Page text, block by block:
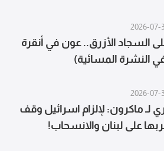
2026-07-
السجاد الأزرق.. عون في أنقرة
النشرة المسائية)
2026-07-
لـ ماكرون: لإلزام اسرائيل وقف
على لبنان والانسحاب!